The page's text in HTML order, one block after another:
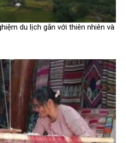
du lịch gắn với thiên nhiên và